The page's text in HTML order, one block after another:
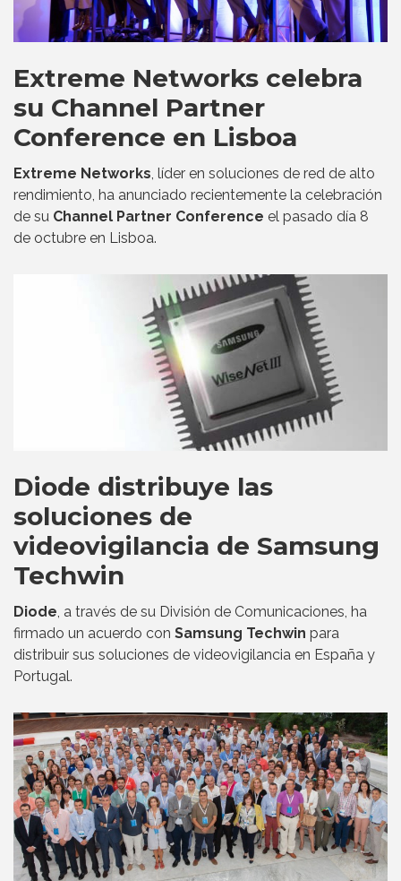
Extreme Networks celebra
su Channel Partner
Conference en Lisboa
Extreme Networks, líder en soluciones de red de alto
rendimiento, ha anunciado recientemente la celebración
de su Channel Partner Conference el pasado día 8
de octubre en Lisboa.
Diode distribuye las
soluciones de
videovigilancia de Samsung
Techwin
Diode, a través de su División de Comunicaciones, ha
firmado un acuerdo con Samsung Techwin para
distribuir sus soluciones de videovigilancia en España y
Portugal.